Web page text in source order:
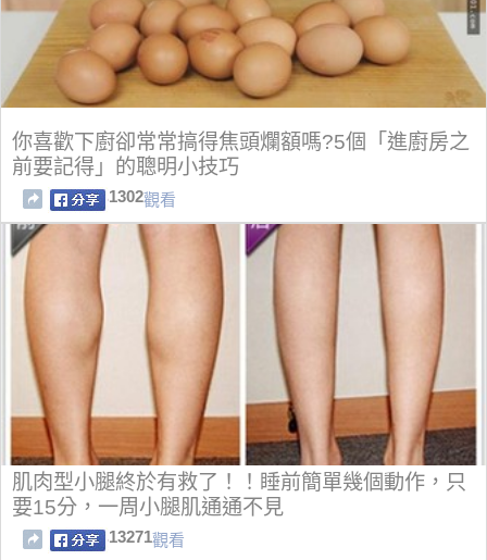
你喜歡下廚卻常常搞得焦頭爛額嗎?5個「進廚房之
前要記得」的聰明小技巧
1302觀看
肌肉型小腿終於有救了！！睡前簡單幾個動作，只
要15分，一周小腿肌通通不見
13271觀看